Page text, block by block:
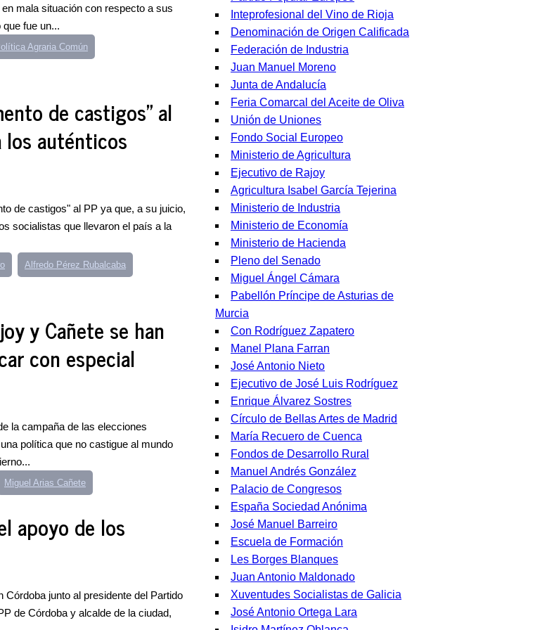
mala situación con respecto a sus
fue un...
Agraria Común
de castigos" al
los auténticos
de castigos" al PP ya que, a su juicio,
socialistas que llevaron el país a la
Alfredo Pérez Rubalcaba
y Cañete se han
con especial
la campaña de las elecciones
política que no castigue al mundo
Miguel Arias Cañete
apoyo de los
junto al presidente del Partido
de Córdoba y alcalde de la ciudad,
Inteprofesional del Vino de Rioja
Denominación de Origen Calificada
Federación de Industria
Juan Manuel Moreno
Junta de Andalucía
Feria Comarcal del Aceite de Oliva
Unión de Uniones
Fondo Social Europeo
Ministerio de Agricultura
Ejecutivo de Rajoy
Agricultura Isabel García Tejerina
Ministerio de Industria
Ministerio de Economía
Ministerio de Hacienda
Pleno del Senado
Miguel Ángel Cámara
Pabellón Príncipe de Asturias de
Murcia
Con Rodríguez Zapatero
Manel Plana Farran
José Antonio Nieto
Ejecutivo de José Luis Rodríguez
Enrique Álvarez Sostres
Círculo de Bellas Artes de Madrid
María Recuero de Cuenca
Fondos de Desarrollo Rural
Manuel Andrés González
Palacio de Congresos
España Sociedad Anónima
José Manuel Barreiro
Escuela de Formación
Les Borges Blanques
Juan Antonio Maldonado
Xuventudes Socialistas de Galicia
José Antonio Ortega Lara